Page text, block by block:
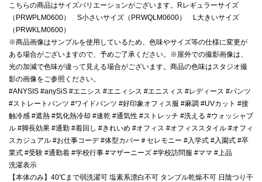
こちらの商品はサイズバリエーションがございます。Rレギュラーサイズ
（PRWPLM0600） S小さいサイズ（PRWQLM0600） L大きいサイズ
（PRWKLM0600）
※商品画像はサンプルを使用しているため、色味やサイズ等の仕様に変更が
ある場合がございますので、予めご了承ください。※屋外での撮影画像は、
光の加減で色味が違って見える場合がございます。商品の色味はスタジオ撮
影の画像をご参照ください。
#ANYSIS #anySiS #エニシス #エニィシス #エニスィス #レディース #パンツ
#ストレートパンツ #ワイドパンツ #好印象オフィス服 #麻調 #UVカット #接
触冷感 #遮熱 #気化熱冷却 #速乾 #通気性 #ストレッチ #洗える #ウォッシャブ
ル #脚長効果 #通勤 #着回し #きれいめ #オフィス #オフィススタイル #オフィ
スカジュアル #お仕事コーデ #体型カバー＃セレモニー #入学式 #入園式 #卒
業式 #受験 #通勤着 #学校行事 #マザーニーズ #学校訪問服 #ママ #上品
洗濯表示
【本体のみ】40℃まで弱洗濯可 塩素系漂白不可 タンブル乾燥不可 日陰つり干